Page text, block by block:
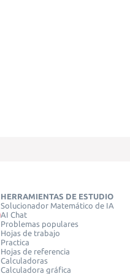
HERRAMIENTAS DE ESTUDIO
Solucionador Matemático de IA
AI Chat
Problemas populares
Hojas de trabajo
Practica
Hojas de referencia
Calculadoras
Calculadora gráfica